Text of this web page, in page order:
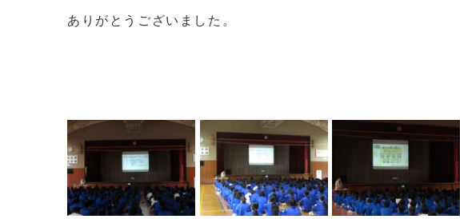
ありがとうございました。